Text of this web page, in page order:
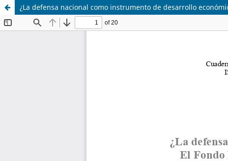
¿La defensa nacional como instrumento de desarrollo